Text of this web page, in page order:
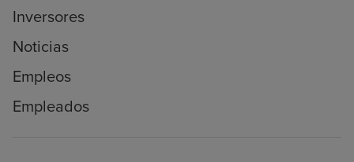
Inversores
Noticias
Empleos
Empleados